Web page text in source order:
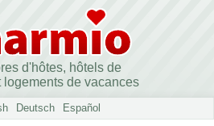
d'hôtes, hôtels de
logements de vacances
Deutsch Español